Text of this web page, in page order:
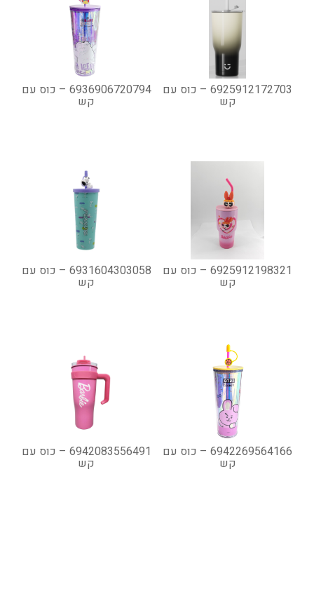
6925912172703 – כוס עם
קש
6936906720794 – כוס עם
קש
6925912198321 – כוס עם
קש
6931604303058 – כוס עם
קש
6942269564166 – כוס עם
קש
6942083556491 – כוס עם
קש